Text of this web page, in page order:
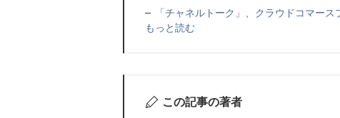
「チャネルトーク」、クラウドコマー
もっと読む
この記事の著者